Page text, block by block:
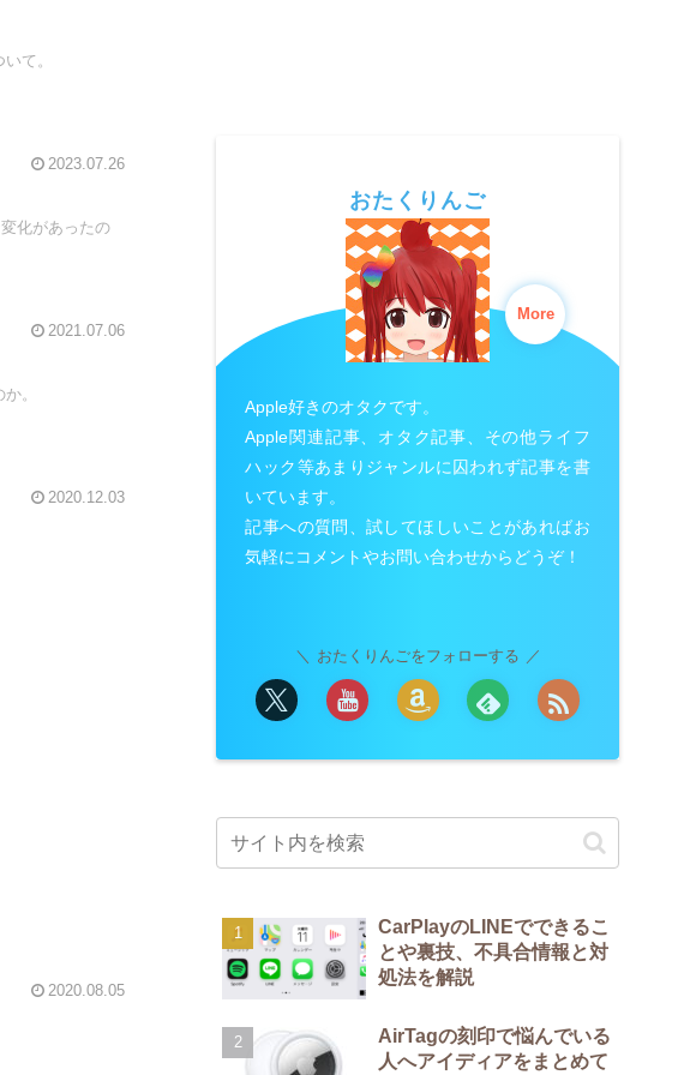
て。
2023.07.26
化があったの
2021.07.06
。
2020.12.03
2020.08.05
おたくりんご
More
Apple好きのオタクです。
Apple関連記事、オタク記事、その他ライフ
ハック等あまりジャンルに囚われず記事を書
いています。
記事への質問、試してほしいことがあればお
気軽にコメントやお問い合わせからどうぞ！
おたくりんごをフォローする
CarPlayのLINEでできるこ
とや裏技、不具合情報と対
処法を解説
AirTagの刻印で悩んでいる
人へアイディアをまとめて